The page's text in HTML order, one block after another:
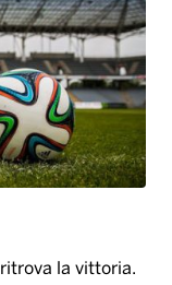
2026
la vittoria.